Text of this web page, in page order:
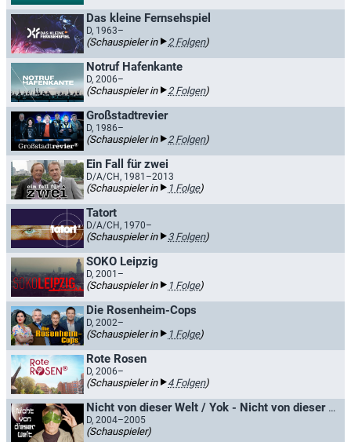
Das kleine Fernsehspiel
D, 1963–
(Schauspieler in 2 Folgen)
Notruf Hafenkante
D, 2006–
(Schauspieler in 2 Folgen)
Großstadtrevier
D, 1986–
(Schauspieler in 2 Folgen)
Ein Fall für zwei
D/A/CH, 1981–2013
(Schauspieler in 1 Folge)
Tatort
D/A/CH, 1970–
(Schauspieler in 3 Folgen)
SOKO Leipzig
D, 2001–
(Schauspieler in 1 Folge)
Die Rosenheim-Cops
D, 2002–
(Schauspieler in 1 Folge)
Rote Rosen
D, 2006–
(Schauspieler in 4 Folgen)
Nicht von dieser Welt / Yok - Nicht von dieser Welt
D, 2004–2005
(Schauspieler)